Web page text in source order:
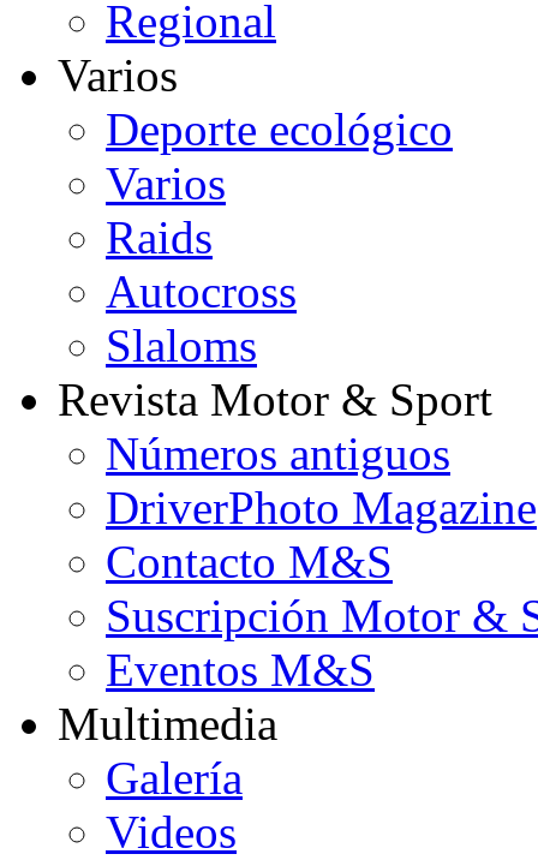
Regional
Varios
Deporte ecológico
Varios
Raids
Autocross
Slaloms
Revista Motor & Sport
Números antiguos
DriverPhoto Magazine
Contacto M&S
Suscripción Motor &
Eventos M&S
Multimedia
Galería
Videos